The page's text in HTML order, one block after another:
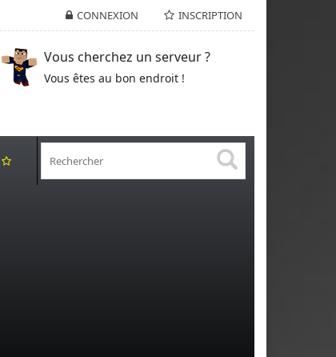
CONNEXION INSCRIPTION
Vous cherchez un serveur ?
Vous êtes au bon endroit !